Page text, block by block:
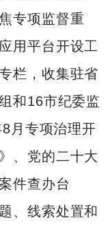
专项监督重
用平台开设工
栏，收集驻省
和16市纪委监
月专项治理开
、党的二十大
件查办台
、线索处置和